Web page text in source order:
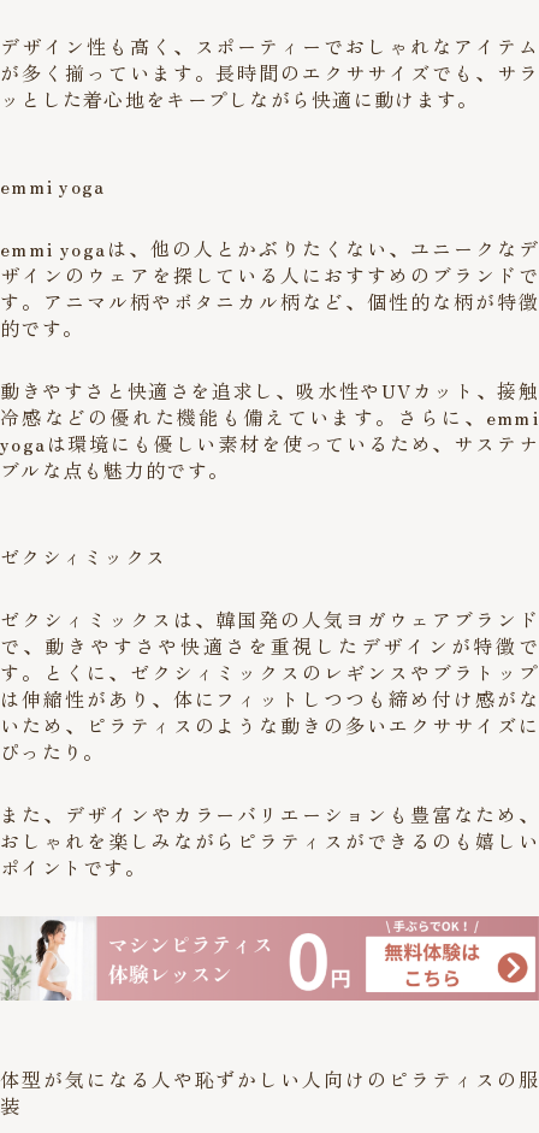
デザイン性も高く、スポーティーでおしゃれなアイテム
が多く揃っています。長時間のエクササイズでも、サラ
ッとした着心地をキープしながら快適に動けます。
emmi yoga
emmi yogaは、他の人とかぶりたくない、ユニークなデ
ザインのウェアを探している人におすすめのブランドで
す。アニマル柄やボタニカル柄など、個性的な柄が特徴
的です。
動きやすさと快適さを追求し、吸水性やUVカット、接触
冷感などの優れた機能も備えています。さらに、emmi
yogaは環境にも優しい素材を使っているため、サステナ
ブルな点も魅力的です。
ゼクシィミックス
ゼクシィミックスは、韓国発の人気ヨガウェアブランド
で、動きやすさや快適さを重視したデザインが特徴で
す。とくに、ゼクシィミックスのレギンスやブラトップ
は伸縮性があり、体にフィットしつつも締め付け感がな
いため、ピラティスのような動きの多いエクササイズに
ぴったり。
また、デザインやカラーバリエーションも豊富なため、
おしゃれを楽しみながらピラティスができるのも嬉しい
ポイントです。
体型が気になる人や恥ずかしい人向けのピラティスの服
装